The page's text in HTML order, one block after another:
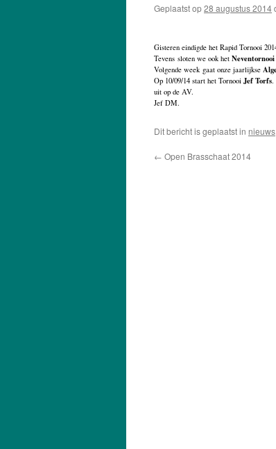
Geplaatst op28 augustus 2014
Gisteren eindigde het Rapid Tornooi
Tevens sloten we ook het Neventornooi
Volgende week gaat onze jaarlijkse
Op 10/09/14 start het Tornooi Jef Torfs.
uit op de AV.
Jef DM.
Dit bericht is geplaatst in nieuws
← Open Brasschaat 2014